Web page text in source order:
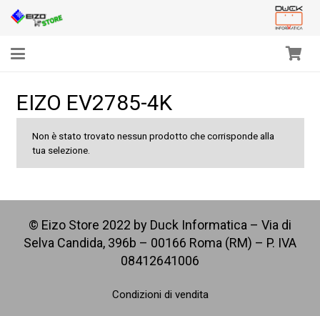
EIZO EV2785-4K
Non è stato trovato nessun prodotto che corrisponde alla
tua selezione.
© Eizo Store 2022 by Duck Informatica – Via di
Selva Candida, 396b – 00166 Roma (RM) – P. IVA
08412641006
Condizioni di vendita